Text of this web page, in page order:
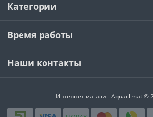
Категории
Время работы
Наши контакты
Интернет магазин Aquaclimat ©